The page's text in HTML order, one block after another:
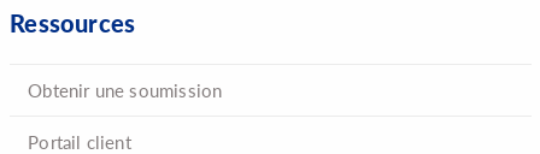
Ressources
Obtenir une soumission
Portail client